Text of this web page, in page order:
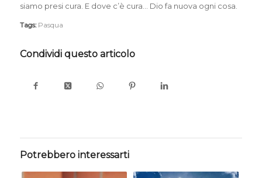
siamo presi cura. E dove c’è cura… Dio fa nuova ogni cosa.
Tags: Pasqua
Condividi questo articolo
Potrebbero interessarti